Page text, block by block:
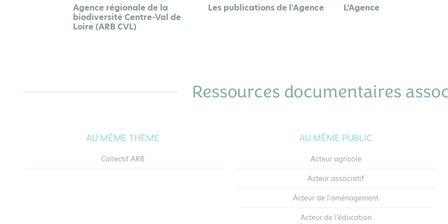
Agence régionale de la
biodiversité Centre-Val de
Loire (ARB CVL)
Les publications de l'Agence L’Agence
Ressources documentaires
AU MÊME THÈME
Collectif ARB
AU MÊME PUBLIC
Acteur agricole
Acteur associatif
Acteur de l'aménagement
Acteur de l'éducation